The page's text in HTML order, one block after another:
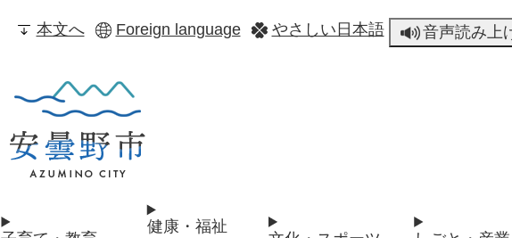
本文へ Foreign language やさしい日本語 音声読み上
健康・福祉